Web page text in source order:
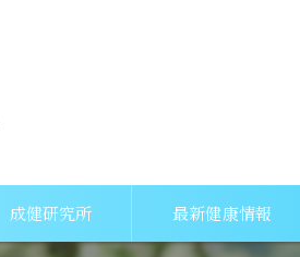
成健研究所 最新健康情報